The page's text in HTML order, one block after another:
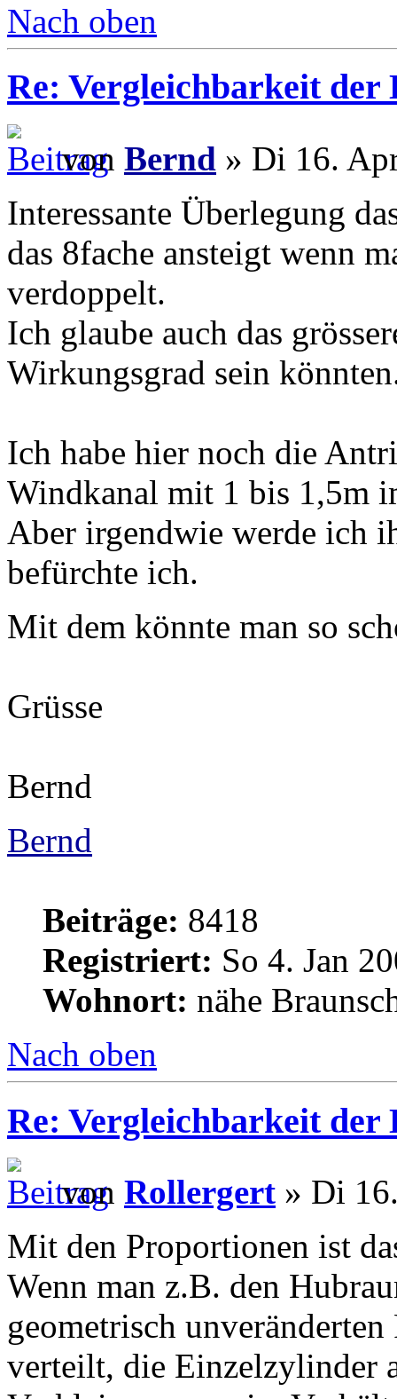
Nach oben
Re: Vergleichbarkeit der
von Bernd » Di 16.
Interessante Überlegung
das 8fache ansteigt wenn
verdoppelt.
Ich glaube auch das
Wirkungsgrad sein
Ich habe hier noch die
Windkanal mit 1 bis 1,5m
Aber irgendwie werde ich
befürchte ich.
Mit dem könnte man so
Grüsse
Bernd
Bernd
Beiträge: 8418
Registriert: So 4. Jan
Wohnort: nähe
Nach oben
Re: Vergleichbarkeit der
von Rollergert » Di
Mit den Proportionen ist
Wenn man z.B. den
geometrisch
verteilt, die Einzelzylinder